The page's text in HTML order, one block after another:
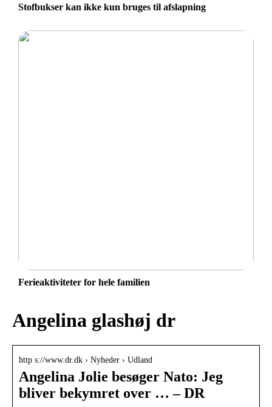
Stofbukser kan ikke kun bruges til afslapning
Ferieaktiviteter for hele familien
Angelina glashøj dr
http s://www.dr.dk › Nyheder › Udland
Angelina Jolie besøger Nato: Jeg
bliver bekymret over … – DR